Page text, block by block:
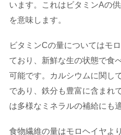
います。これはビタミンAの
を意味します。
ビタミンCの量についてはモ
ており、新鮮な生の状態で食
可能です。カルシウムに関し
であり、鉄分も豊富に含まれ
は多様なミネラルの補給にも
食物繊維の量はモロヘイヤよ